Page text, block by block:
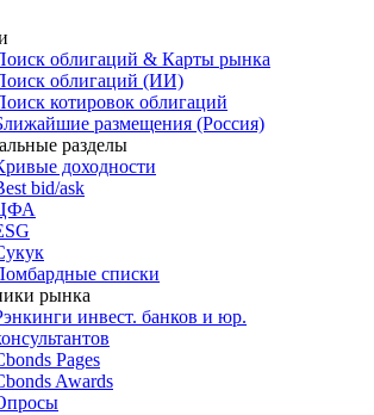
облигаций & Карты рынка
облигаций (ИИ)
котировок облигаций
размещения (Россия)
разделы
доходности
bid/ask
списки
рынка
инвест. банков и юр.
Pages
Awards